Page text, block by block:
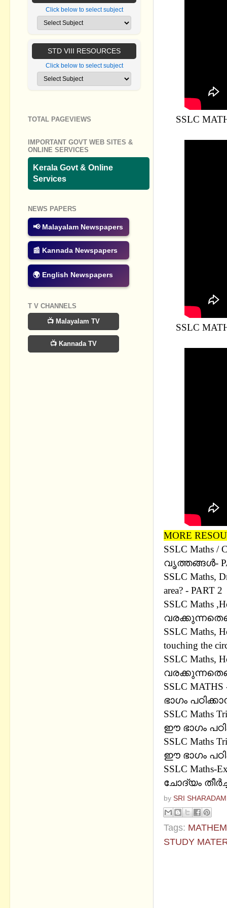
SSLC
SSLC
MORE
SSLC Maths /
വൃത്തങ്ങള്‍-
SSLC Maths,
area? - PART 2
SSLC Maths
SSLC Maths,
touching the
SSLC
SSLC
ഭാഗം
SSLC Maths
ഈ ഭാഗം
SSLC Maths
ഈ ഭാഗം
SSLC
ചോദ്യം
by SRI
Tags:
STUDY
Click below to select subject
STD VIII RESOURCES
Click below to select subject
TOTAL PAGEVIEWS
IMPORTANT GOVT WEB SITES &
ONLINE SERVICES
Kerala Govt & Online
Services
NEWS PAPERS
📢 Malayalam Newspapers
📰 Kannada Newspapers
🌍 English Newspapers
T V CHANNELS
📺 Malayalam TV
📺 Kannada TV